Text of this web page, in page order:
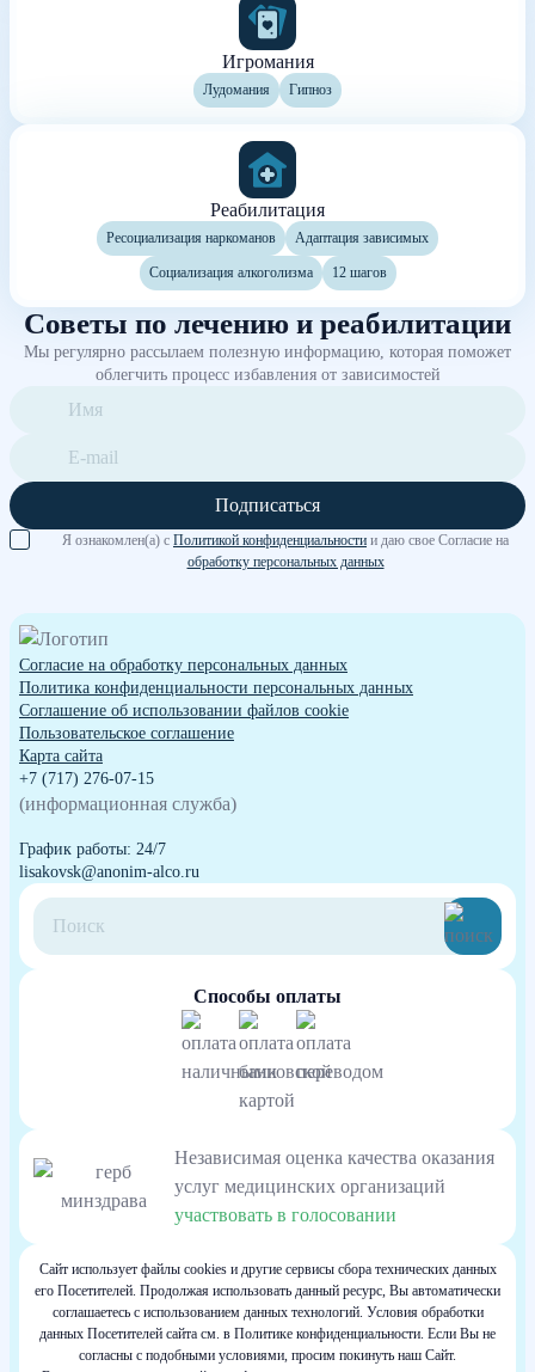
Игромания
Лудомания Гипноз
Реабилитация
Ресоциализация наркоманов Адаптация зависимых
Социализация алкоголизма 12 шагов
Советы по лечению и реабилитации
Мы регулярно рассылаем полезную информацию, которая поможет
облегчить процесс избавления от зависимостей
Подписаться
Я ознакомлен(а) с Политикой конфиденциальности и даю свое Согласие на
обработку персональных данных
Согласие на обработку персональных данных
Политика конфиденциальности персональных данных
Cоглашение об использовании файлов cookie
Пользовательское соглашение
Карта сайта
+7 (717) 276-07-15
(информационная служба)
График работы: 24/7
lisakovsk@anonim-alco.ru
Способы оплаты
Независимая оценка качества оказания
услуг медицинских организаций
участвовать в голосовании
Сайт использует файлы cookies и другие сервисы сбора технических данных
его Посетителей. Продолжая использовать данный ресурс, Вы автоматически
соглашаетесь с использованием данных технологий. Условия обработки
данных Посетителей сайта см. в Политике конфиденциальности. Если Вы не
согласны с подобными условиями, просим покинуть наш Сайт.